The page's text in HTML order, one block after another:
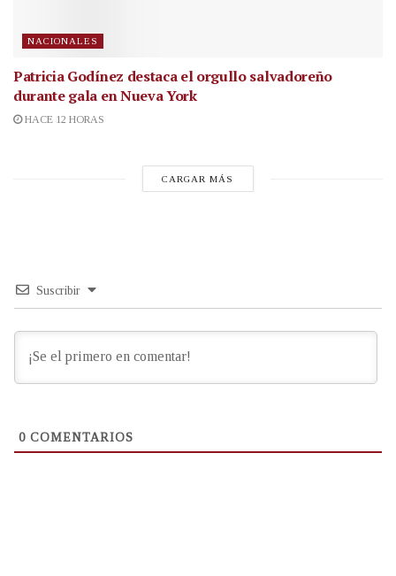
NACIONALES
Patricia Godínez destaca el orgullo salvadoreño
durante gala en Nueva York
HACE 12 HORAS
CARGAR MÁS
Suscribir
0 COMENTARIOS